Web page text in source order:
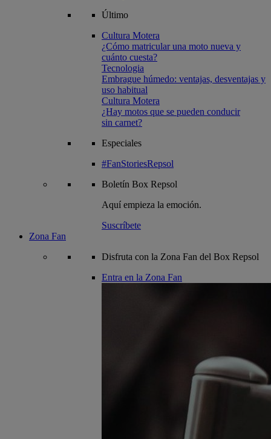
Último
Cultura Motera
¿Cómo matricular una moto nueva y
cuánto cuesta?
Tecnologia
Embrague húmedo: ventajas, desventajas y
uso habitual
Cultura Motera
¿Hay motos que se pueden conducir
sin carnet?
Especiales
#FanStoriesRepsol
Boletín Box Repsol
Aquí empieza la emoción.
Suscríbete
Zona Fan
Disfruta con la Zona Fan del Box Repsol
Entra en la Zona Fan